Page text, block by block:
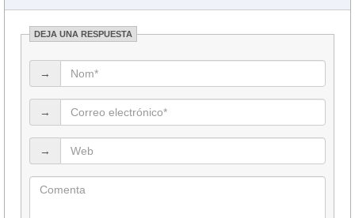
DEJA UNA RESPUESTA
→
→
→